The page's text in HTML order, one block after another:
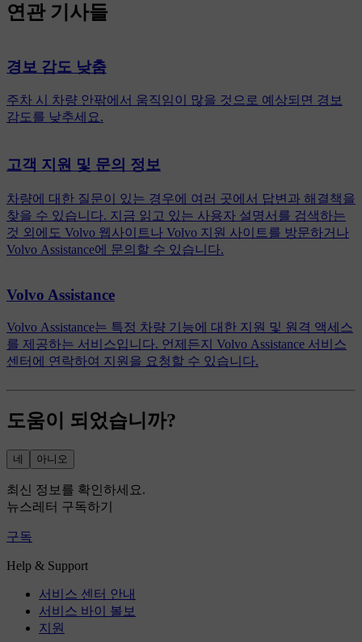
연관 기사들
경보 감도 낮춤
주차 시 차량 안팎에서 움직임이 많을 것으로 예상되면 경보
감도를 낮추세요.
고객 지원 및 문의 정보
차량에 대한 질문이 있는 경우에 여러 곳에서 답변과 해결책을
찾을 수 있습니다. 지금 읽고 있는 사용자 설명서를 검색하는
것 외에도 Volvo 웹사이트나 Volvo 지원 사이트를 방문하거나
Volvo Assistance에 문의할 수 있습니다.
Volvo Assistance
Volvo Assistance는 특정 차량 기능에 대한 지원 및 원격 액세스
를 제공하는 서비스입니다. 언제든지 Volvo Assistance 서비스
센터에 연락하여 지원을 요청할 수 있습니다.
도움이 되었습니까?
네 아니오